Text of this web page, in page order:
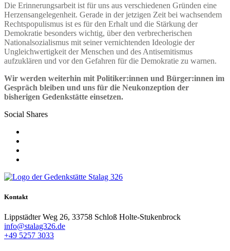
Die Erinnerungsarbeit ist für uns aus verschiedenen Gründen eine
Herzensangelegenheit. Gerade in der jetzigen Zeit bei wachsendem
Rechtspopulismus ist es für den Erhalt und die Stärkung der
Demokratie besonders wichtig, über den verbrecherischen
Nationalsozialismus mit seiner vernichtenden Ideologie der
Ungleichwertigkeit der Menschen und des Antisemitismus
aufzuklären und vor den Gefahren für die Demokratie zu warnen.
Wir werden weiterhin mit Politiker:innen und Bürger:innen im
Gespräch bleiben und uns für die Neukonzeption der
bisherigen Gedenkstätte einsetzen.
Social Shares
Kontakt
Lippstädter Weg 26, 33758 Schloß Holte-Stukenbrock
info@stalag326.de
+49 5257 3033